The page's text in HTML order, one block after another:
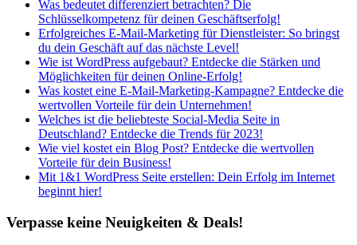
Was bedeutet differenziert betrachten? Die
Schlüsselkompetenz für deinen Geschäftserfolg!
Erfolgreiches E-Mail-Marketing für Dienstleister: So bringst
du dein Geschäft auf das nächste Level!
Wie ist WordPress aufgebaut? Entdecke die Stärken und
Möglichkeiten für deinen Online-Erfolg!
Was kostet eine E-Mail-Marketing-Kampagne? Entdecke die
wertvollen Vorteile für dein Unternehmen!
Welches ist die beliebteste Social-Media Seite in
Deutschland? Entdecke die Trends für 2023!
Wie viel kostet ein Blog Post? Entdecke die wertvollen
Vorteile für dein Business!
Mit 1&1 WordPress Seite erstellen: Dein Erfolg im Internet
beginnt hier!
Verpasse keine Neuigkeiten & Deals!